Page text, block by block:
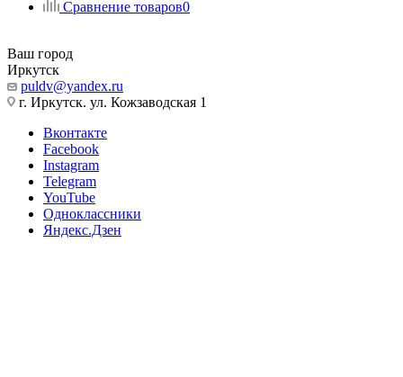
Сравнение товаров0
Ваш город
Иркутск
puldv@yandex.ru
г. Иркутск. ул. Кожзаводская 1
Вконтакте
Facebook
Instagram
Telegram
YouTube
Одноклассники
Яндекс.Дзен